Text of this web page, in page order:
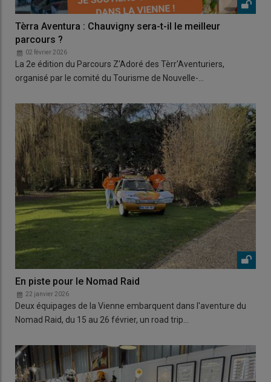
Tèrra Aventura : Chauvigny sera-t-il le meilleur
parcours ?
02 février 2026
La 2e édition du Parcours Z'Adoré des Tèrr'Aventuriers,
organisé par le comité du Tourisme de Nouvelle-…
En piste pour le Nomad Raid
22 janvier 2026
Deux équipages de la Vienne embarquent dans l'aventure du
Nomad Raid, du 15 au 26 février, un road trip…